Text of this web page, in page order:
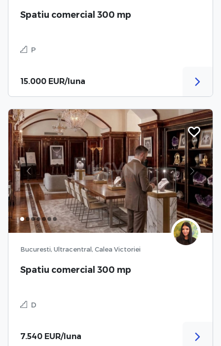
Spatiu comercial 300 mp
P
15.000 EUR/luna
Previous Next
Bucuresti, Ultracentral, Calea Victoriei
Spatiu comercial 300 mp
D
7.540 EUR/luna